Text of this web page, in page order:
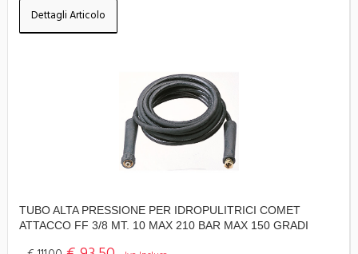
Dettagli Articolo
TUBO ALTA PRESSIONE PER IDROPULITRICI COMET
ATTACCO FF 3/8 MT. 10 MAX 210 BAR MAX 150 GRADI